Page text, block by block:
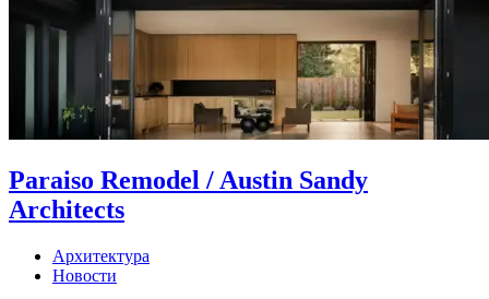
Paraiso Remodel / Austin Sandy
Architects
Архитектура
Новости